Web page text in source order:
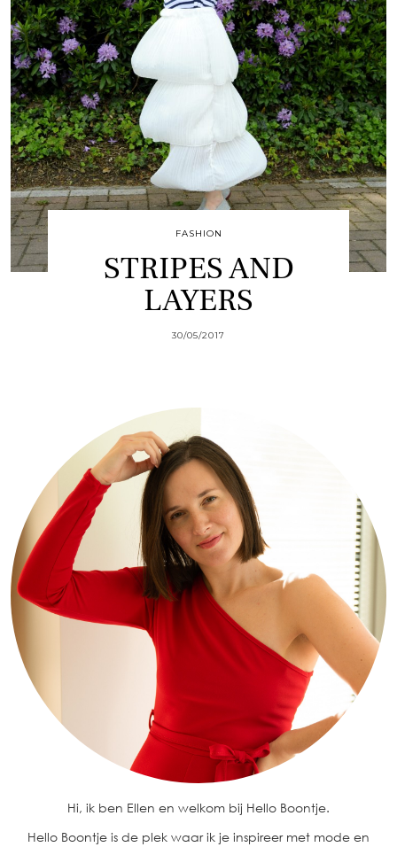
FASHION
STRIPES AND
LAYERS
30/05/2017
Hi, ik ben Ellen en welkom bij Hello Boontje.
Hello Boontje is de plek waar ik je inspireer met mode en